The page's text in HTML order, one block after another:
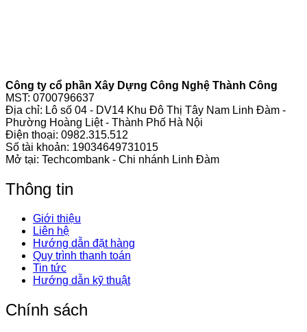
Công ty cổ phần Xây Dựng Công Nghệ Thành Công
MST: 0700796637
Địa chỉ: Lô số 04 - DV14 Khu Đô Thị Tây Nam Linh Đàm -
Phường Hoàng Liệt - Thành Phố Hà Nội
Điện thoại: 0982.315.512
Số tài khoản: 19034649731015
Mở tại: Techcombank - Chi nhánh Linh Đàm
Thông tin
Giới thiệu
Liên hệ
Hướng dẫn đặt hàng
Quy trình thanh toán
Tin tức
Hướng dẫn kỹ thuật
Chính sách